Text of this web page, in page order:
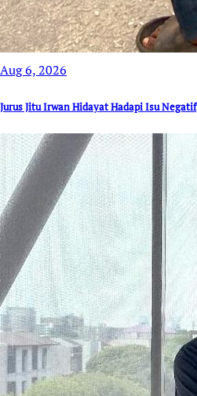
Aug 6, 2026
Jurus Jitu Irwan Hidayat Hadapi Isu Negatif